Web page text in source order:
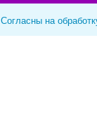
Согласны на